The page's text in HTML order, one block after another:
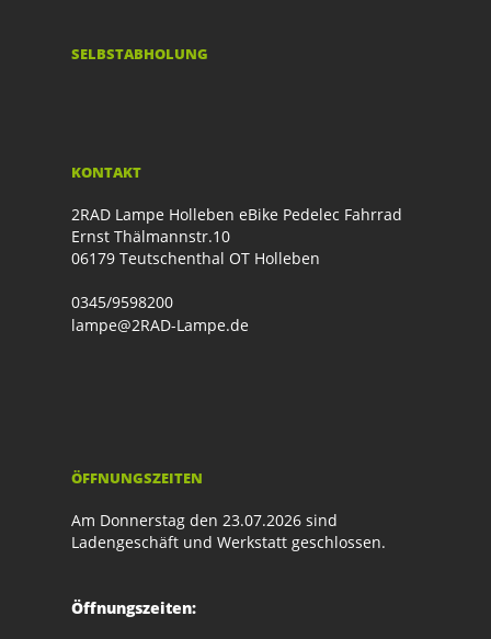
SELBSTABHOLUNG
KONTAKT
2RAD Lampe Holleben eBike Pedelec Fahrrad
Ernst Thälmannstr.10
06179 Teutschenthal OT Holleben
0345/9598200
lampe@2RAD-Lampe.de
ÖFFNUNGSZEITEN
Am Donnerstag den 23.07.2026 sind
Ladengeschäft und Werkstatt geschlossen.
Öffnungszeiten: